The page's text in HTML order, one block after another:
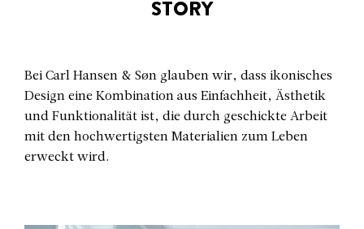
STORY
Bei Carl Hansen & Søn glauben wir, dass ikonisches
Design eine Kombination aus Einfachheit, Ästhetik
und Funktionalität ist, die durch geschickte Arbeit
mit den hochwertigsten Materialien zum Leben
erweckt wird.